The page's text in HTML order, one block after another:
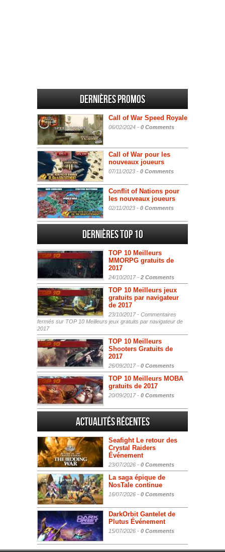
Dernières promos
Call of War Speed Royale
06/02/2024 - 0 Comments
Call of War pour les
nouveaux joueurs
07/11/2023 - 0 Comments
Conflit of Nations pour
les nouveaux joueurs
02/11/2023 - 0 Comments
Dernières Top 10
TOP 10 Meilleurs
MMORPG gratuits de
2017
24/10/2017 - 2 Comments
TOP 10 Meilleurs jeux
gratuits par navigateur
de 2017
23/10/2017 - Commentaires
fermés sur TOP 10 Meilleurs jeux gratuits par navigateur de
2017
TOP 10 Meilleurs
Shooters Gratuits de
2017
26/09/2017 - 0 Comments
TOP 10 Meilleurs MOBA
gratuits de 2017
20/09/2017 - 0 Comments
Actualités Récentes
Seafight Le retour des
Crystal Raiders
Événement
23/07/2026 - 0 Comments
La saga épique de
NosTale continue
16/07/2026 - 0 Comments
DarkOrbit Gantelet de
Plutus Événement
15/07/2026 - 0 Comments